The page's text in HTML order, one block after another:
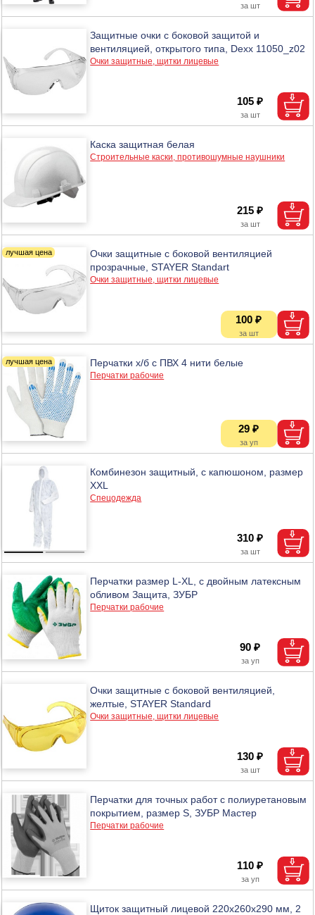
Защитные очки с боковой защитой и
вентиляцией, открытого типа, Dexx 11050_z02
Очки защитные, щитки лицевые
105 ₽
Каска защитная белая
Строительные каски, противошумные наушники
215 ₽
Очки защитные с боковой вентиляцией
прозрачные, STAYER Standart
Очки защитные, щитки лицевые
100 ₽
Перчатки х/б с ПВХ 4 нити белые
Перчатки рабочие
29 ₽
Комбинезон защитный, с капюшоном, размер
XXL
Спецодежда
310 ₽
Перчатки размер L-XL, с двойным латексным
обливом Защита, ЗУБР
Перчатки рабочие
90 ₽
Очки защитные с боковой вентиляцией,
желтые, STAYER Standard
Очки защитные, щитки лицевые
130 ₽
Перчатки для точных работ с полиуретановым
покрытием, размер S, ЗУБР Мастер
Перчатки рабочие
110 ₽
Щиток защитный лицевой 220x260x290 мм, 2